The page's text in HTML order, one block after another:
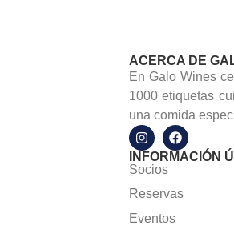
ACERCA DE
En Galo Wines
1000 etiquetas
una comida
INFORMACIÓN
Socios
Reservas
Eventos